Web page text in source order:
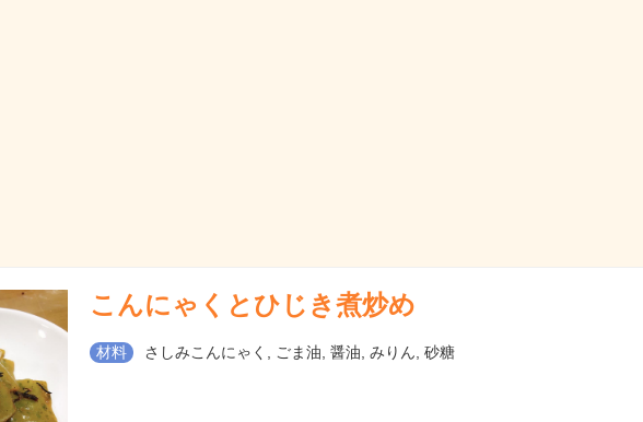
こんにゃくとひじき煮炒め
材料 さしみこんにゃく, ごま油, 醤油, みりん, 砂糖